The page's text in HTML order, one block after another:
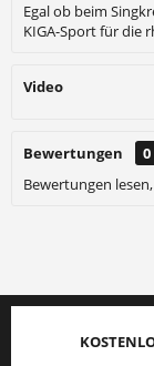
Egal ob beim
KIGA-Sport für die
Video
Bewertungen
0
Bewertungen